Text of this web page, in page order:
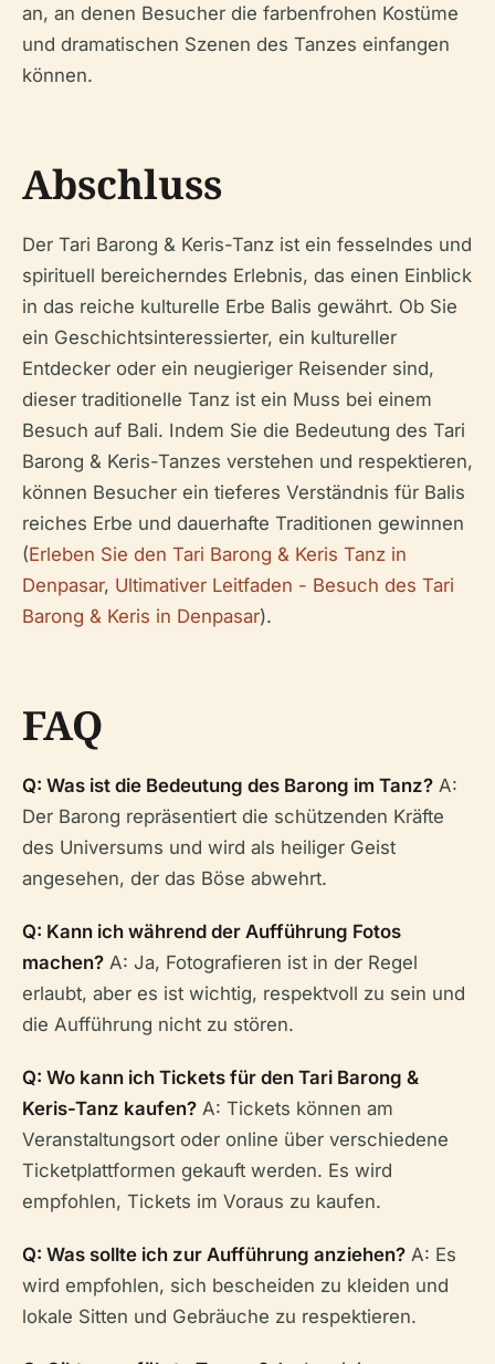
an, an denen Besucher die farbenfrohen Kostüme
und dramatischen Szenen des Tanzes einfangen
können.
Abschluss
Der Tari Barong & Keris-Tanz ist ein fesselndes und
spirituell bereicherndes Erlebnis, das einen Einblick
in das reiche kulturelle Erbe Balis gewährt. Ob Sie
ein Geschichtsinteressierter, ein kultureller
Entdecker oder ein neugieriger Reisender sind,
dieser traditionelle Tanz ist ein Muss bei einem
Besuch auf Bali. Indem Sie die Bedeutung des Tari
Barong & Keris-Tanzes verstehen und respektieren,
können Besucher ein tieferes Verständnis für Balis
reiches Erbe und dauerhafte Traditionen gewinnen
(Erleben Sie den Tari Barong & Keris Tanz in
Denpasar, Ultimativer Leitfaden - Besuch des Tari
Barong & Keris in Denpasar).
FAQ
Q: Was ist die Bedeutung des Barong im Tanz? A:
Der Barong repräsentiert die schützenden Kräfte
des Universums und wird als heiliger Geist
angesehen, der das Böse abwehrt.
Q: Kann ich während der Aufführung Fotos
machen? A: Ja, Fotografieren ist in der Regel
erlaubt, aber es ist wichtig, respektvoll zu sein und
die Aufführung nicht zu stören.
Q: Wo kann ich Tickets für den Tari Barong &
Keris-Tanz kaufen? A: Tickets können am
Veranstaltungsort oder online über verschiedene
Ticketplattformen gekauft werden. Es wird
empfohlen, Tickets im Voraus zu kaufen.
Q: Was sollte ich zur Aufführung anziehen? A: Es
wird empfohlen, sich bescheiden zu kleiden und
lokale Sitten und Gebräuche zu respektieren.